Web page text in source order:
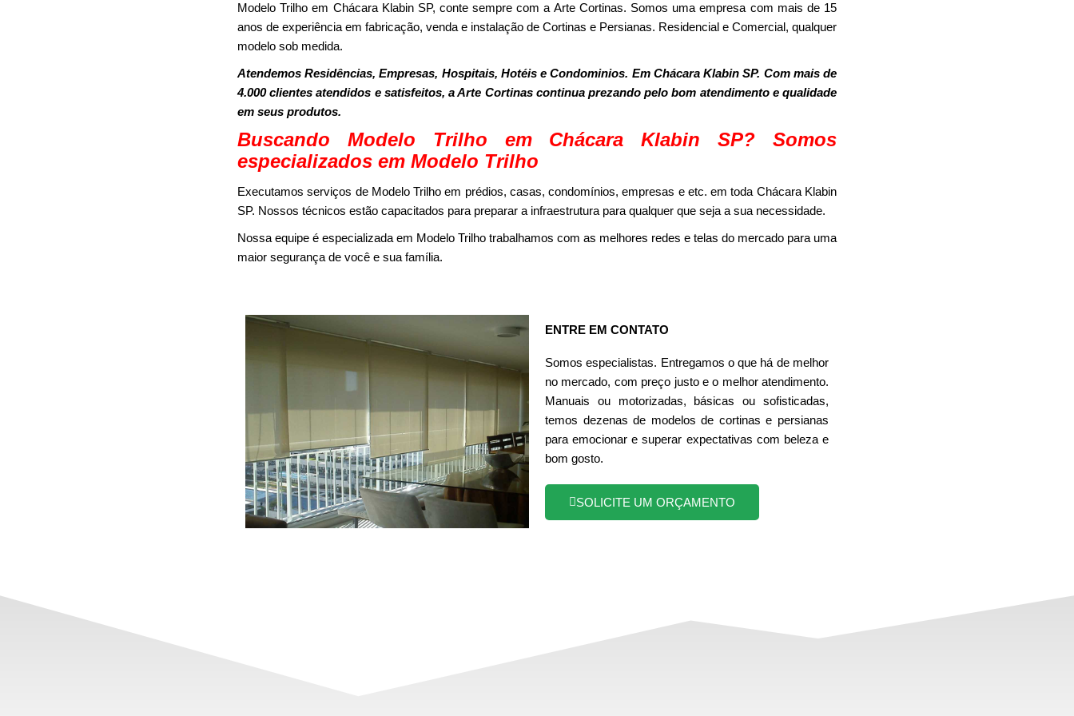
Modelo Trilho em Chácara Klabin SP, conte sempre com a Arte Cortinas. Somos uma empresa com mais de 15
anos de experiência em fabricação, venda e instalação de Cortinas e Persianas. Residencial e Comercial, qualquer
modelo sob medida.
Atendemos Residências, Empresas, Hospitais, Hotéis e Condominios. Em Chácara Klabin SP. Com mais de
4.000 clientes atendidos e satisfeitos, a Arte Cortinas continua prezando pelo bom atendimento e qualidade
em seus produtos.
Buscando Modelo Trilho em Chácara Klabin SP? Somos
especializados em Modelo Trilho
Executamos serviços de Modelo Trilho em prédios, casas, condomínios, empresas e etc. em toda Chácara Klabin
SP. Nossos técnicos estão capacitados para preparar a infraestrutura para qualquer que seja a sua necessidade.
Nossa equipe é especializada em Modelo Trilho trabalhamos com as melhores redes e telas do mercado para uma
maior segurança de você e sua família.
ENTRE EM CONTATO
Somos especialistas. Entregamos o que há de melhor
no mercado, com preço justo e o melhor atendimento.
Manuais ou motorizadas, básicas ou sofisticadas,
temos dezenas de modelos de cortinas e persianas
para emocionar e superar expectativas com beleza e
bom gosto.
SOLICITE UM ORÇAMENTO